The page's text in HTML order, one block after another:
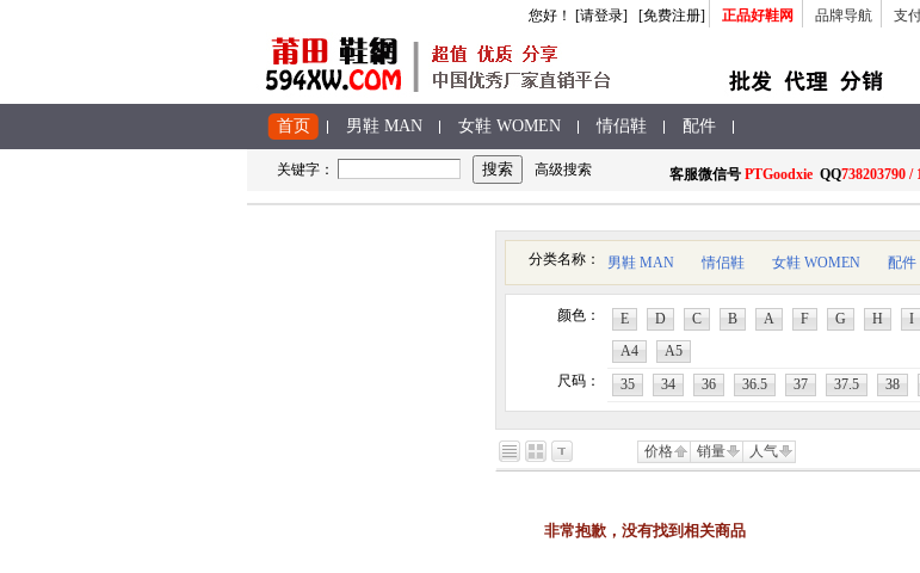
您好 ！ [请登录] [免费注册] 正品好鞋网 品牌导航 支
首页 男鞋 MAN 女鞋 WOMEN 情侣鞋 配件
关键字： 高级搜索 客服微信号 PTGoodxie QQ738203790 /
分类名称： 男鞋 MAN 情侣鞋 女鞋 WOMEN 配件
颜色： E D C B A F G H I
A4
A5
尺码：
35 34 36 36.5 37 37.5 38
价格 销量 人气
非常抱歉，没有找到相关商品